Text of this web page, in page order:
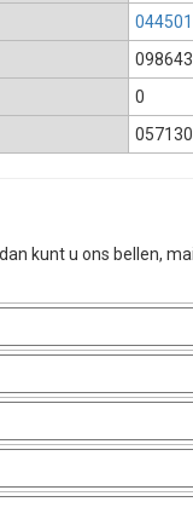
0
kunt u ons bellen,